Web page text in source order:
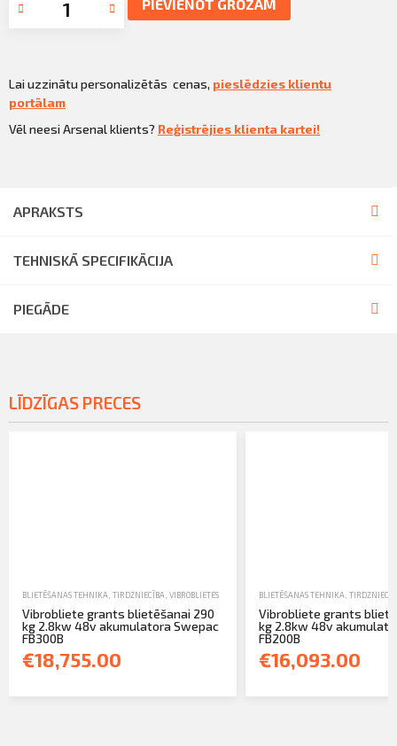
PIEVIENOT GROZAM
Lai uzzinātu personalizētās cenas, pieslēdzies klientu
portālam
Vēl neesi Arsenal klients? Reģistrējies klienta kartei!
APRAKSTS
TEHNISKĀ SPECIFIKĀCIJA
PIEGĀDE
LĪDZĪGAS PRECES
BLIETĒŠANAS TEHNIKA TIRDZNIECĪBA VIBROBLIETES
Vibrobliete grants blietēšanai 290
kg 2.8kw 48v akumulatora Swepac
FB300B
€18,755.00
BLIETĒŠANAS TEHNIKA
Vibrobliete grants
kg 2.8kw 48v
FB200B
€16,093.00